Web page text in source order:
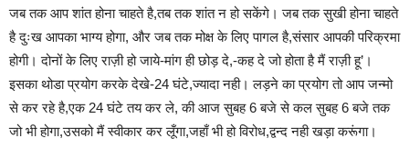
जब तक आप शांत होना चाहते है,तब तक शांत न हो सकेंगे। जब तक सुखी होना चाहते
है दुःख आपका भाग्य होगा, और जब तक मोक्ष के लिए पागल है,संसार आपकी परिक्रमा
होगी। दोनों के लिए राज़ी हो जाये-मांग ही छोड़ दे,-कह दे जो होता है मैं राज़ी हू’।
इसका थोडा प्रयोग करके देखे-24 घंटे,ज्यादा नही। लड़ने का प्रयोग तो आप जन्मो
से कर रहे है,एक 24 घंटे तय कर ले, की आज सुबह 6 बजे से कल सुबह 6 बजे तक
जो भी होगा,उसको मैं स्वीकार कर लूँगा,जहाँ भी हो विरोध,द्वन्द नही खड़ा करूंगा।